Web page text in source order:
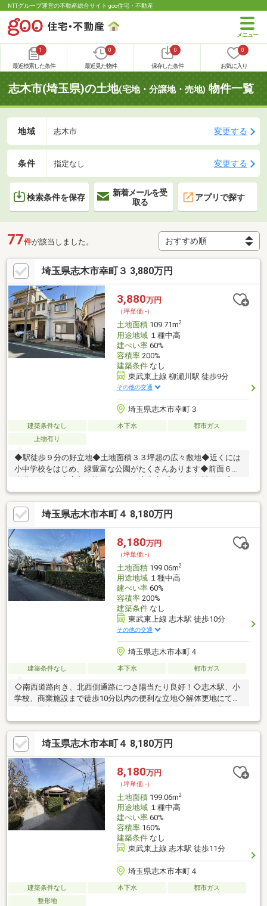
NTTグループ運営の不動産総合サイト goo住宅・不動産
1
最近検索した条件
0
最近見た物件
0
保存した条件
0
お気に入り
志木市(埼玉県)の土地(宅地・分譲地・売地) 物件一覧
地域 志木市 変更する
条件 指定なし 変更する
検索条件を保存
新着メールを受
取る
アプリで探す
77件が該当しました。
埼玉県志木市幸町３ 3,880万円
3,880万円
（坪単価:-）
土地面積109.71m2
用途地域１種中高
建ぺい率60%
容積率200%
建築条件なし
東武東上線 柳瀬川駅 徒歩9分
その他の交通
埼玉県志木市幸町３
建築条件なし 本下水
都市ガス
上物有り
◆駅徒歩９分の好立地◆土地面積３３坪超の広々敷地◆近くには
小中学校をはじめ、緑豊富な公園がたくさんあります◆前面６ｍ
公道につき、車庫入れ等も楽々です◆参考プランも無料で作成い
たします◆まずはお気軽にご相談ください建築条件なしのためお
好きなハウスメーカーや工務店にて建築可能です♪フリープランで
ご家族の理想の住まいを実現ください！！
埼玉県志木市本町４ 8,180万円
8,180万円
（坪単価:-）
土地面積199.06m2
用途地域１種中高
建ぺい率60%
容積率200%
建築条件なし
東武東上線 志木駅 徒歩10分
その他の交通
埼玉県志木市本町４
建築条件なし 本下水 都市ガス
◇南西道路向き、北西側通路につき陽当たり良好！◇志木駅、小
学校、商業施設まで徒歩10分以内の便利な立地◇解体更地にてお
作成承ります！
埼玉県志木市本町４ 8,180万円
8,180万円
（坪単価:-）
土地面積199.06m2
用途地域１種中高
建ぺい率60%
容積率160%
建築条件なし
東武東上線 志木駅 徒歩11分
埼玉県志木市本町４
建築条件なし 本下水
都市ガス
整形地